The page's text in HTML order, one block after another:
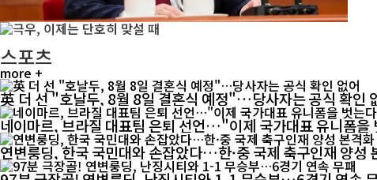
스포츠
more +
英 더 선 "호날두, 8월 8일 결혼식 예정"…당사자는 공식 확인
네이마르, 브라질 대표팀 은퇴 선언…"이제 국가대표 유니폼을
연변룽딩, 한국 국민대와 손잡았다…한·중 국제 축구인재 양성